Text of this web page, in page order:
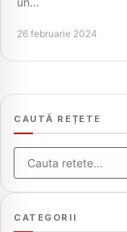
26 februarie 2024
CAUTĂ REȚETE
CATEGORII